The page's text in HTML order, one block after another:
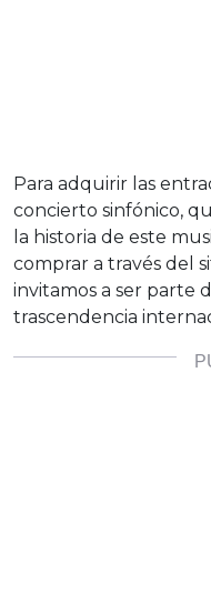
Para adquirir las
concierto sinfónico,
la historia de este
comprar a través del
invitamos a ser parte
trascendencia